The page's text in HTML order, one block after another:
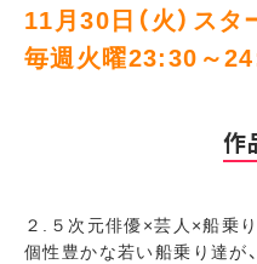
11月30日（火）スタ
毎週火曜23:30～
作
２.５次元俳優×芸人×船乗り
個性豊かな若い船乗り達が